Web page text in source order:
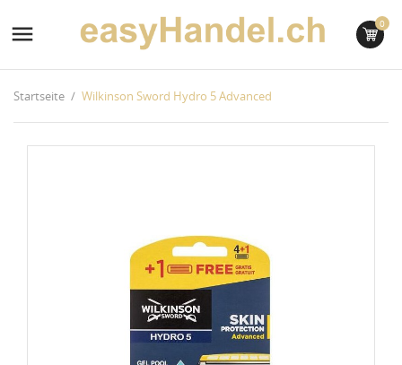
 0
Startseite Wilkinson Sword Hydro 5 Advanced